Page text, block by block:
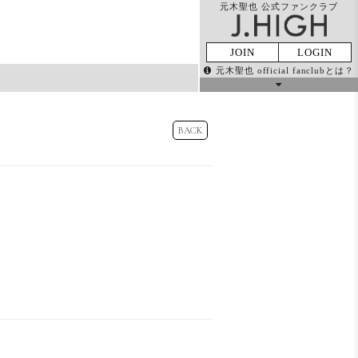
元木聖也 公式ファンクラブ
JOIN LOGIN
元木聖也 official fanclubとは？
BACK